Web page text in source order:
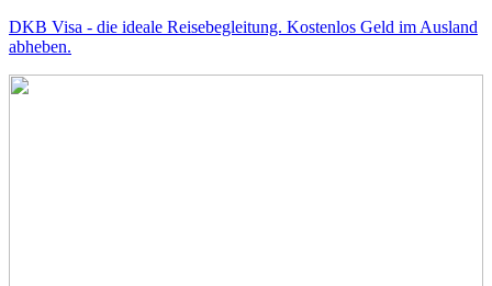
DKB Visa - die ideale Reisebegleitung. Kostenlos Geld im Ausland
abheben.